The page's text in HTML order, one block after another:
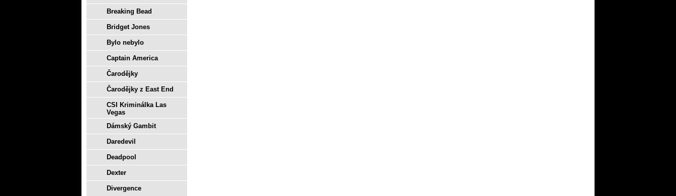
Breaking Bead
Bridget Jones
Bylo nebylo
Captain America
Čarodějky
Čarodějky z East End
CSI Kriminálka Las
Vegas
Dámský Gambit
Daredevil
Deadpool
Dexter
Divergence